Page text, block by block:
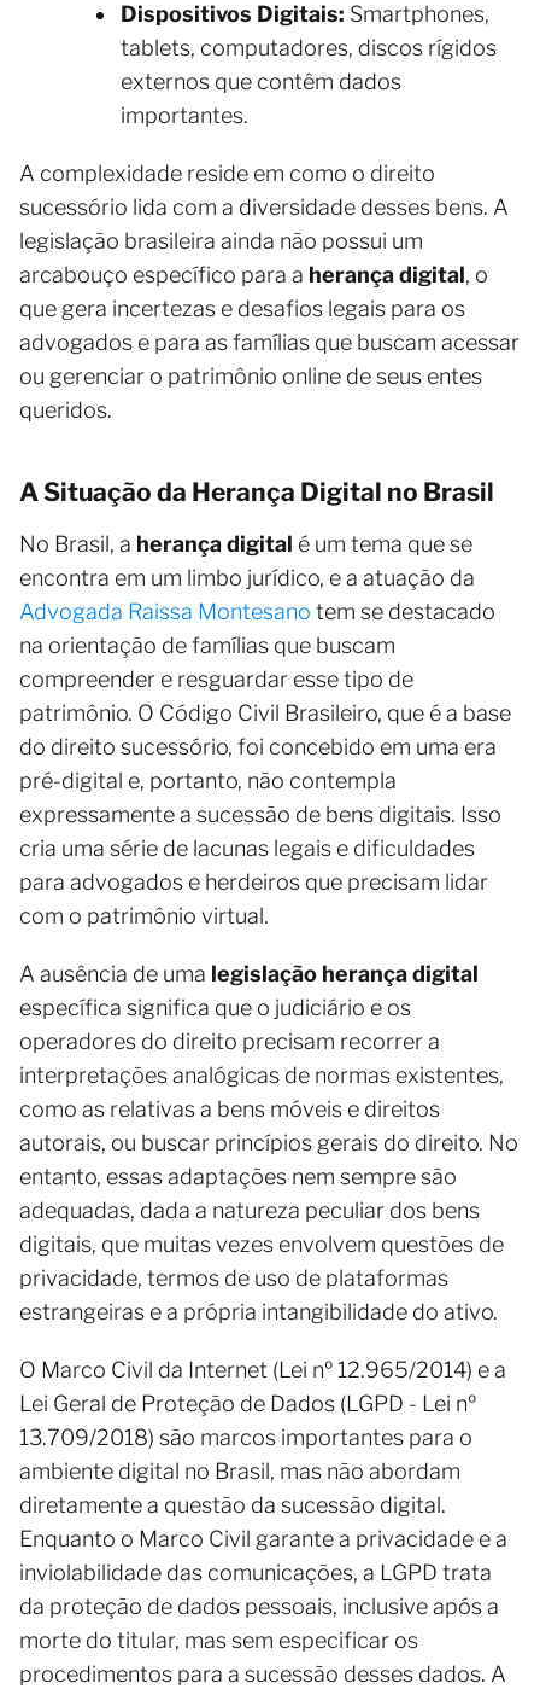
Dispositivos Digitais: Smartphones,
tablets, computadores, discos rígidos
externos que contêm dados
importantes.
A complexidade reside em como o direito
sucessório lida com a diversidade desses bens. A
legislação brasileira ainda não possui um
arcabouço específico para a herança digital, o
que gera incertezas e desafios legais para os
advogados e para as famílias que buscam acessar
ou gerenciar o patrimônio online de seus entes
queridos.
A Situação da Herança Digital no Brasil
No Brasil, a herança digital é um tema que se
encontra em um limbo jurídico, e a atuação da
Advogada Raissa Montesano tem se destacado
na orientação de famílias que buscam
compreender e resguardar esse tipo de
patrimônio. O Código Civil Brasileiro, que é a base
do direito sucessório, foi concebido em uma era
pré-digital e, portanto, não contempla
expressamente a sucessão de bens digitais. Isso
cria uma série de lacunas legais e dificuldades
para advogados e herdeiros que precisam lidar
com o patrimônio virtual.
A ausência de uma legislação herança digital
específica significa que o judiciário e os
operadores do direito precisam recorrer a
interpretações analógicas de normas existentes,
como as relativas a bens móveis e direitos
autorais, ou buscar princípios gerais do direito. No
entanto, essas adaptações nem sempre são
adequadas, dada a natureza peculiar dos bens
digitais, que muitas vezes envolvem questões de
privacidade, termos de uso de plataformas
estrangeiras e a própria intangibilidade do ativo.
O Marco Civil da Internet (Lei nº 12.965/2014) e a
Lei Geral de Proteção de Dados (LGPD - Lei nº
13.709/2018) são marcos importantes para o
ambiente digital no Brasil, mas não abordam
diretamente a questão da sucessão digital.
Enquanto o Marco Civil garante a privacidade e a
inviolabilidade das comunicações, a LGPD trata
da proteção de dados pessoais, inclusive após a
morte do titular, mas sem especificar os
procedimentos para a sucessão desses dados. A